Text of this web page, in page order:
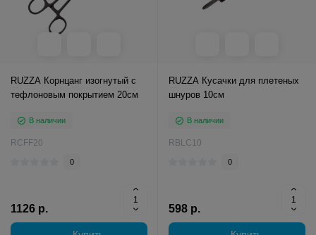
RUZZA Корнцанг изогнутый с
тефлоновым покрытием 20см
В наличии
RCFF20
0
1126 р.
RUZZA Кусачки для плетеных
шнуров 10см
В наличии
RBLC10
0
598 р.